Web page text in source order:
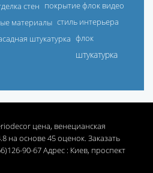
стен покрытие флок видео
материалы стиль интерьера
штукатурка флок
штукатурка
цена, венецианская
на основе45оценок. Заказать
90-67 Адрес : Киев, проспект